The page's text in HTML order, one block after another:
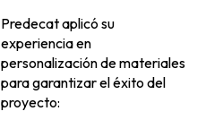
Predecat aplicó su
experiencia en
personalización de materiales
para garantizar el éxito del
proyecto: